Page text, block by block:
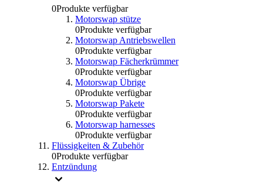
0Produkte verfügbar
Motorswap stütze
0Produkte verfügbar
Motorswap Antriebswellen
0Produkte verfügbar
Motorswap Fächerkrümmer
0Produkte verfügbar
Motorswap Übrige
0Produkte verfügbar
Motorswap Pakete
0Produkte verfügbar
Motorswap harnesses
0Produkte verfügbar
Flüssigkeiten & Zubehör
0Produkte verfügbar
Entzündung